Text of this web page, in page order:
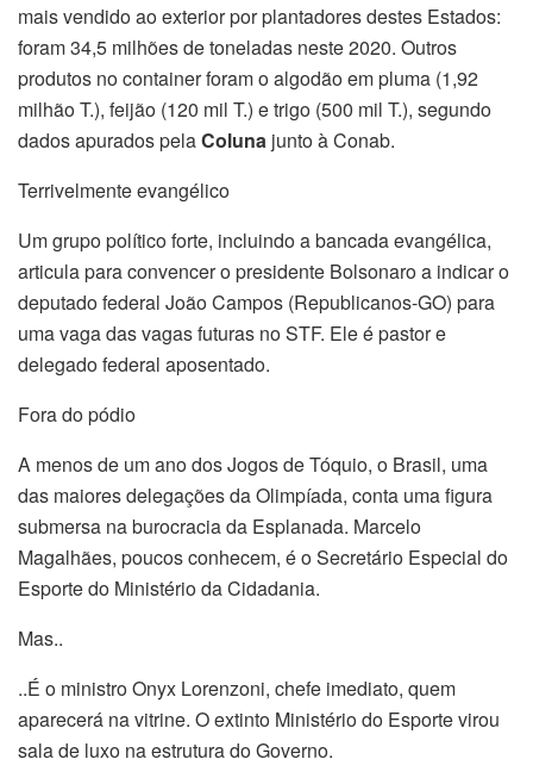
mais vendido ao exterior por plantadores destes Estados:
foram 34,5 milhões de toneladas neste 2020. Outros
produtos no container foram o algodão em pluma (1,92
milhão T.), feijão (120 mil T.) e trigo (500 mil T.), segundo
dados apurados pelaColuna junto à Conab.
Terrivelmente evangélico
Um grupo político forte, incluindo a bancada evangélica,
articula para convencer o presidente Bolsonaro a indicar o
deputado federal João Campos (Republicanos-GO) para
uma vaga das vagas futuras no STF. Ele é pastor e
delegado federal aposentado.
Fora do pódio
A menos de um ano dos Jogos de Tóquio, o Brasil, uma
das maiores delegações da Olimpíada, conta uma figura
submersa na burocracia da Esplanada. Marcelo
Magalhães, poucos conhecem, é o Secretário Especial do
Esporte do Ministério da Cidadania.
Mas..
..É o ministro Onyx Lorenzoni, chefe imediato, quem
aparecerá na vitrine. O extinto Ministério do Esporte virou
sala de luxo na estrutura do Governo.